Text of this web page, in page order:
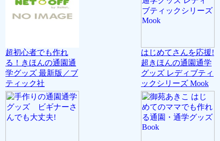
超初心者でも作れ
る！きほんの通園通
学グッズ 最新版／ブ
ティック社
はじめてさんを応援!
超きほんの通園通学
グッズ レディブティ
ックシリーズ Mook